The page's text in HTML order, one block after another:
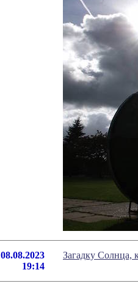
08.08.2023
19:14
Загадку Солнца,